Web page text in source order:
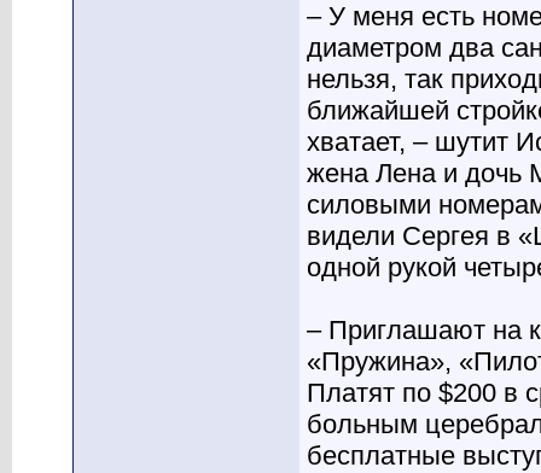
– У меня есть
диаметром два
нельзя, так
ближайшей
хватает, – шутит
жена Лена и дочь
силовыми
видели Сергея в
одной рукой
– Приглашают на
«Пружина»,
Платят по $200 в
больным
бесплатные